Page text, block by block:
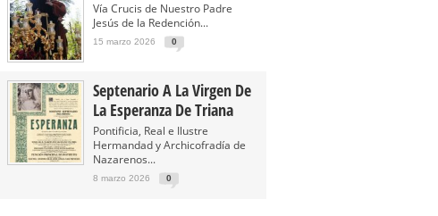
Vía Crucis de Nuestro Padre
Jesús de la Redención...
15 marzo 2026 0
Septenario A La Virgen De
La Esperanza De Triana
Pontificia, Real e Ilustre
Hermandad y Archicofradía de
Nazarenos...
8 marzo 2026 0